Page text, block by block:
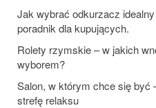
Jak wybrać odkurzacz
poradnik dla kupujących.
Rolety rzymskie – w jakich
wyborem?
Salon, w którym chce się być
strefę relaksu